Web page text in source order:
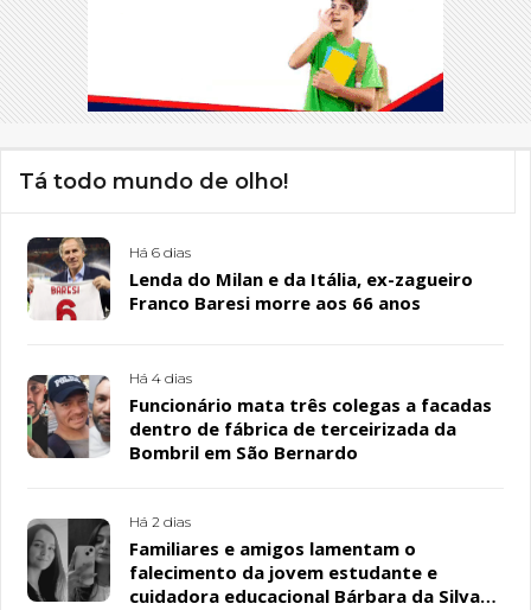
Tá todo mundo de olho!
Há 6 dias
Lenda do Milan e da Itália, ex-zagueiro
Franco Baresi morre aos 66 anos
Há 4 dias
Funcionário mata três colegas a facadas
dentro de fábrica de terceirizada da
Bombril em São Bernardo
Há 2 dias
Familiares e amigos lamentam o
falecimento da jovem estudante e
cuidadora educacional Bárbara da Silva